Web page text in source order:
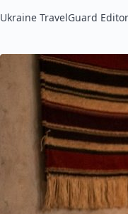
Ukraine TravelGuard